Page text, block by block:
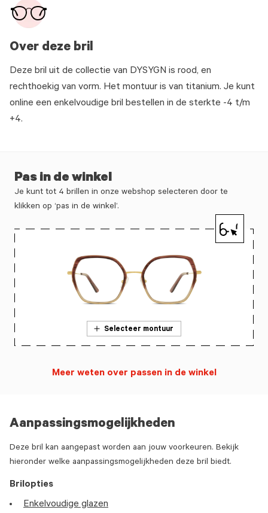
Over deze bril
Deze bril uit de collectie van DYSYGN is rood, en
rechthoekig van vorm. Het montuur is van titanium. Je kunt
online een enkelvoudige bril bestellen in de sterkte -4 t/m
+4.
Aanpassingsmogelijkheden
Deze bril kan aangepast worden aan jouw voorkeuren. Bekijk
hieronder welke aanpassingsmogelijkheden deze bril biedt.
Brilopties
Enkelvoudige glazen
Pas in de winkel
Je kunt tot 4 brillen in onze webshop selecteren door te
klikken op ‘pas in de winkel’.
Selecteer montuur
Meer weten over passen in de winkel